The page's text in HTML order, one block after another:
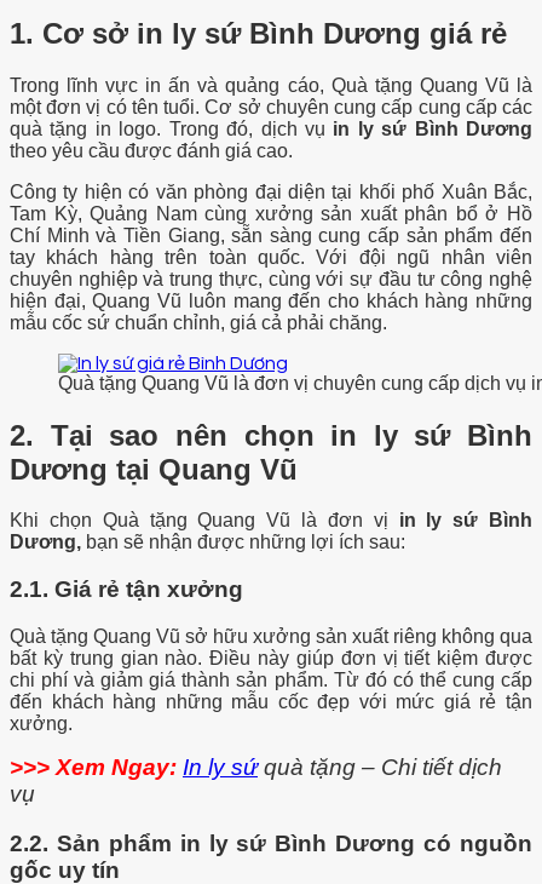
1. Cơ sở in ly sứ Bình Dương giá rẻ
Trong lĩnh vực in ấn và quảng cáo, Quà tặng Quang Vũ là
một đơn vị có tên tuổi. Cơ sở chuyên cung cấp cung cấp các
quà tặng in logo. Trong đó, dịch vụ in ly sứ Bình Dương
theo yêu cầu được đánh giá cao.
Công ty hiện có văn phòng đại diện tại khối phố Xuân Bắc,
Tam Kỳ, Quảng Nam cùng xưởng sản xuất phân bổ ở Hồ
Chí Minh và Tiền Giang, sẵn sàng cung cấp sản phẩm đến
tay khách hàng trên toàn quốc. Với đội ngũ nhân viên
chuyên nghiệp và trung thực, cùng với sự đầu tư công nghệ
hiện đại, Quang Vũ luôn mang đến cho khách hàng những
mẫu cốc sứ chuẩn chỉnh, giá cả phải chăng.
Quà tặng Quang Vũ là đơn vị chuyên cung cấp dịch
2. Tại sao nên chọn in ly sứ Bình
Dương tại Quang Vũ
Khi chọn Quà tặng Quang Vũ là đơn vị in ly sứ Bình
Dương, bạn sẽ nhận được những lợi ích sau:
2.1. Giá rẻ tận xưởng
Quà tặng Quang Vũ sở hữu xưởng sản xuất riêng không qua
bất kỳ trung gian nào. Điều này giúp đơn vị tiết kiệm được
chi phí và giảm giá thành sản phẩm. Từ đó có thể cung cấp
đến khách hàng những mẫu cốc đẹp với mức giá rẻ tận
xưởng.
>>> Xem Ngay: In ly sứquà tặng – Chi tiết dịch
vụ
2.2. Sản phẩm in ly sứ Bình Dương có nguồn
gốc uy tín